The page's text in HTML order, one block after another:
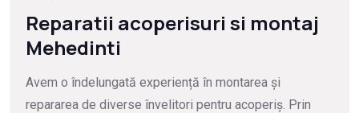
Reparatii acoperisuri si montaj
Mehedinti
Avem o îndelungată experiență în montarea și
repararea de diverse învelitori pentru acoperiș. Prin